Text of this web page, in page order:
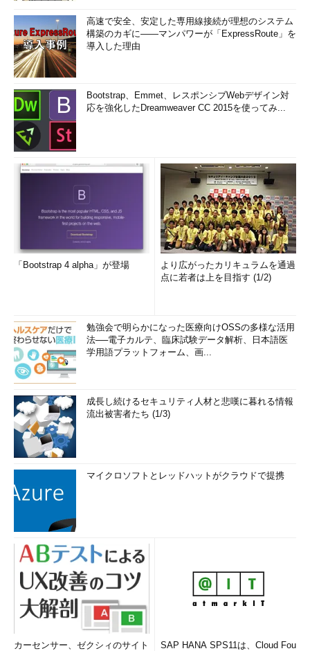
高速で安全、安定した専用線接続が理想のシステム
構築のカギに――マンパワーが「ExpressRoute」を
導入した理由
Bootstrap、Emmet、レスポンシブWebデザイン対
応を強化したDreamweaver CC 2015を使ってみ...
「Bootstrap 4 alpha」が登場
より広がったカリキュラムを通過
点に若者は上を目指す (1/2)
勉強会で明らかになった医療向けOSSの多様な活用
法──電子カルテ、臨床試験データ解析、日本語医
学用語プラットフォーム、画...
成長し続けるセキュリティ人材と悲嘆に暮れる情報
流出被害者たち (1/3)
マイクロソフトとレッドハットがクラウドで提携
カーセンサー、ゼクシィのサイト
SAP HANA SPS11は、Cloud Fou